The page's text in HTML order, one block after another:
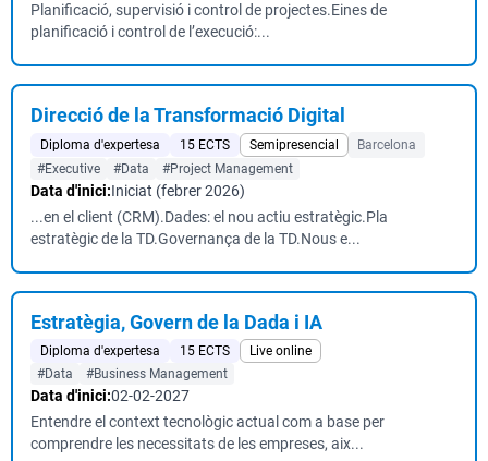
Planificació, supervisió i control de projectes.Eines de
planificació i control de l’execució:...
Direcció de la Transformació Digital
Diploma d'expertesa 15 ECTS Semipresencial
Barcelona
#Executive
#Data #Project Management
Data d'inici:Iniciat (febrer 2026)
...en el client (CRM).Dades: el nou actiu estratègic.Pla
estratègic de la TD.Governança de la TD.Nous e...
Estratègia, Govern de la Dada i IA
Diploma d'expertesa 15 ECTS
Live online
#Data
#Business Management
Data d'inici:02-02-2027
Entendre el context tecnològic actual com a base per
comprendre les necessitats de les empreses, aix...